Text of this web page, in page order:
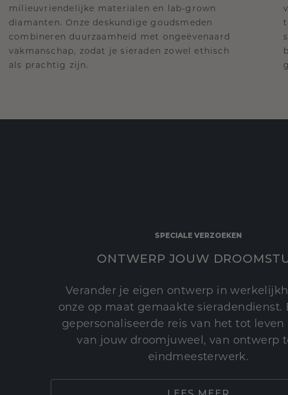
milieuvriendelijke materialen en lab-grown
diamanten. Onze deskundige goudsmeden
combineren duurzaamheid met ongeëvenaard
vakmanschap, zodat je sieraden zowel ethisch
als prachtig zijn.
SPECIALE VERZOEKEN
ONTWERP JOUW
Verander je eigen ontwerp in
onze op maat gemaakte sieradendienst.
gepersonaliseerde reis van het tot leven
van jouw droomjuweel, van ontwerp
eindmeesterwerk.